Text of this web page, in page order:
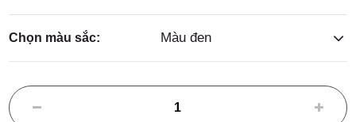
Điểm,
Chọn màu sắc: Màu đen